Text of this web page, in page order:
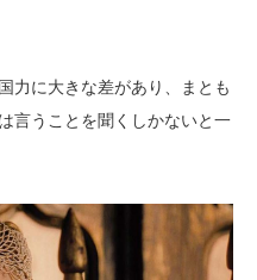
力に大きな差があり、まとも
言うことを聞くしかないと一